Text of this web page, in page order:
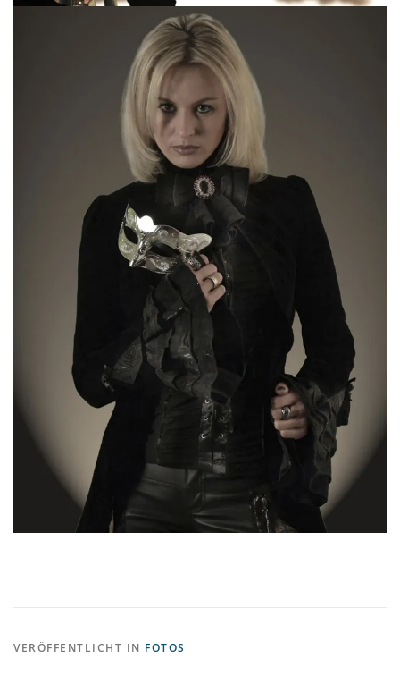
VERÖFFENTLICHT IN FOTOS